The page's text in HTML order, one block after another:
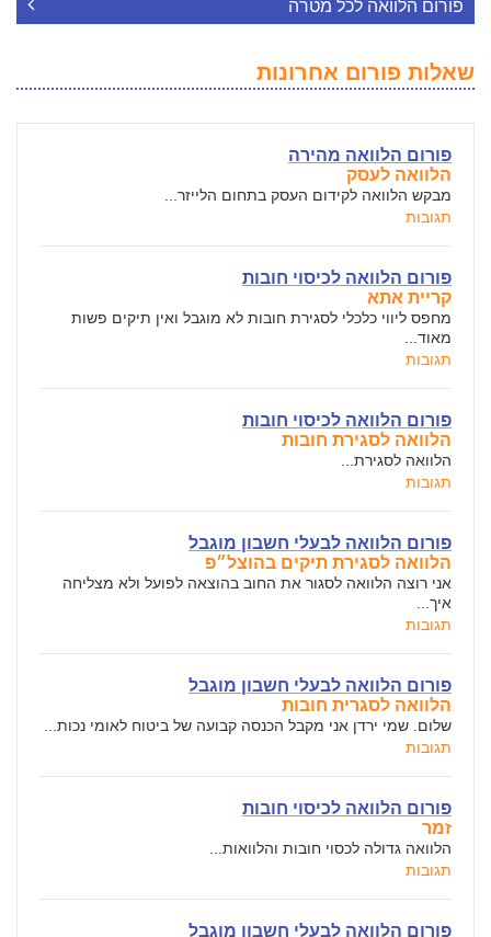
פורום הלוואה לכל מטרה
שאלות פורום אחרונות
פורום הלוואה מהירה
הלוואה לעסק
מבקש הלוואה לקידום העסק בתחום הלייזר...
תגובות
פורום הלוואה לכיסוי חובות
קריית אתא
מחפס ליווי כלכלי לסגירת חובות לא מוגבל ואין תיקים פשות
מאוד...
תגובות
פורום הלוואה לכיסוי חובות
הלוואה לסגירת חובות
הלוואה לסגירת...
תגובות
פורום הלוואה לבעלי חשבון מוגבל
הלוואה לסגירת תיקים בהוצל״פ
אני רוצה הלוואה לסגור את החוב בהוצאה לפועל ולא מצליחה
איך...
תגובות
פורום הלוואה לבעלי חשבון מוגבל
הלוואה לסגרית חובות
שלום. שמי ירדן אני מקבל הכנסה קבועה של ביטוח לאומי נכות...
תגובות
פורום הלוואה לכיסוי חובות
זמר
הלוואה גדולה לכסוי חובות והלוואות...
תגובות
פורום הלוואה לבעלי חשבון מוגבל